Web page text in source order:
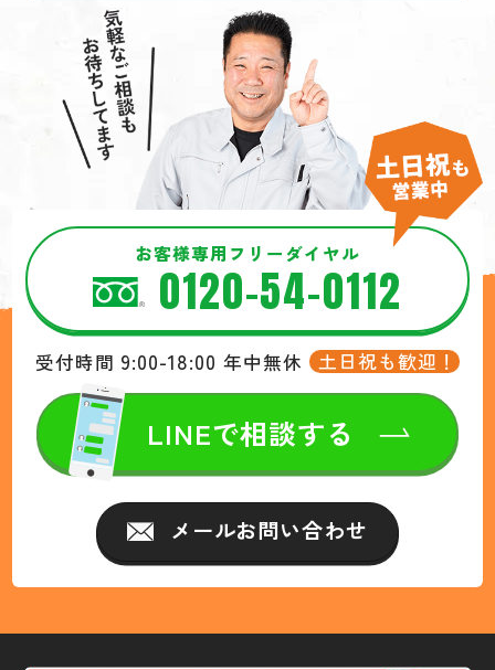
お客様専用フリーダイヤル
0120-54-0112
受付時間 9:00-18:00 年中無休 土日祝も歓迎！
LINEで相談する
メールお問い合わせ